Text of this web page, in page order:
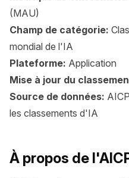
(MAU)
Champ de catégorie:
mondial de l'IA
Plateforme: Application
Mise à jour du
Source de données:
les classements d'IA
À propos de